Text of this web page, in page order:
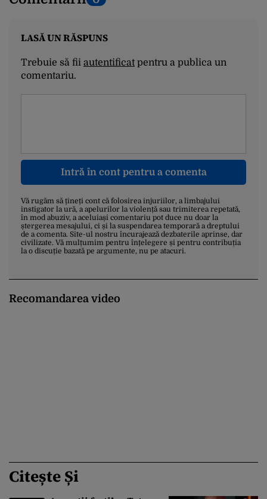
LASĂ UN RĂSPUNS
Trebuie să fii autentificatpentru a publica un
comentariu.
Intră în cont pentru a comenta
Vă rugăm să țineți cont că folosirea injuriilor, a limbajului
instigator la ură, a apelurilor la violență sau trimiterea repetată,
în mod abuziv, a aceluiași comentariu pot duce nu doar la
ștergerea mesajului, ci și la suspendarea temporară a dreptului
de a comenta. Site-ul nostru încurajează dezbaterile aprinse, dar
civilizate. Vă mulțumim pentru înțelegere și pentru contribuția
la o discuție bazată pe argumente, nu pe atacuri.
Recomandarea video
Citește Și